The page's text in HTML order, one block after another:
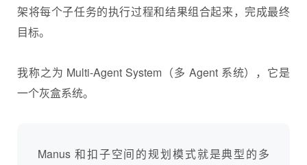
架将每个子任务的执行过程和结果组合起来，完成最终
目标。
我称之为 Multi-Agent System（多 Agent 系统），它是
一个灰盒系统。
Manus 和扣子空间的规划模式就是典型的多